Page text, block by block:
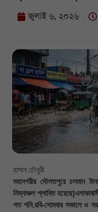
জুলাই ৬, ২০২৬
হাসান চৌধুরী
মহানগরীর দৌলতপুরে চলমান
নিম্নাঞ্চল প্লাবিত
গত শনি,রবি-সোমবার সকালে ও